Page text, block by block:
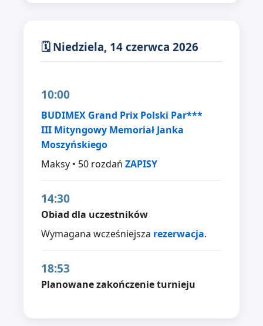
🗓 Niedziela, 14 czerwca 2026
10:00
BUDIMEX Grand Prix Polski Par***
III Mityngowy Memoriał Janka
Moszyńskiego
Maksy • 50 rozdań ZAPISY
14:30
Obiad dla uczestników
Wymagana wcześniejsza rezerwacja.
18:53
Planowane zakończenie turnieju